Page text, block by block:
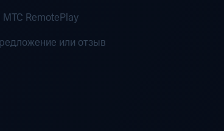
RemotePlay
или отзыв